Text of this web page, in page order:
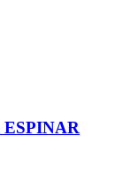
ESPINAR